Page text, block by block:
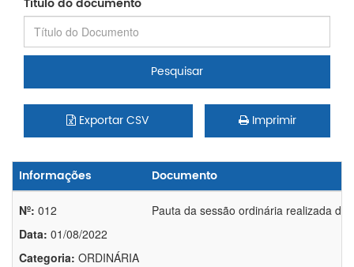
Pesquisar
Exportar CSV Imprimir
Informações Documento
Nº: 012
Data: 01/08/2022
Categoria: ORDINÁRIA
Pauta da sessão ordinária realizada